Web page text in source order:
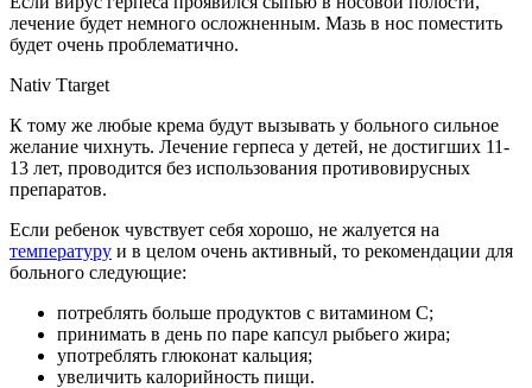
лечение будет немного осложненным. Мазь в нос поместить
будет очень проблематично.
Nativ Ttarget
К тому же любые крема будут вызывать у больного сильное
желание чихнуть. Лечение герпеса у детей, не достигших 11-
13 лет, проводится без использования противовирусных
препаратов.
Если ребенок чувствует себя хорошо, не жалуется на
температуру и в целом очень активный, то рекомендации для
больного следующие:
потреблять больше продуктов с витамином С;
принимать в день по паре капсул рыбьего жира;
употреблять глюконат кальция;
увеличить калорийность пищи.